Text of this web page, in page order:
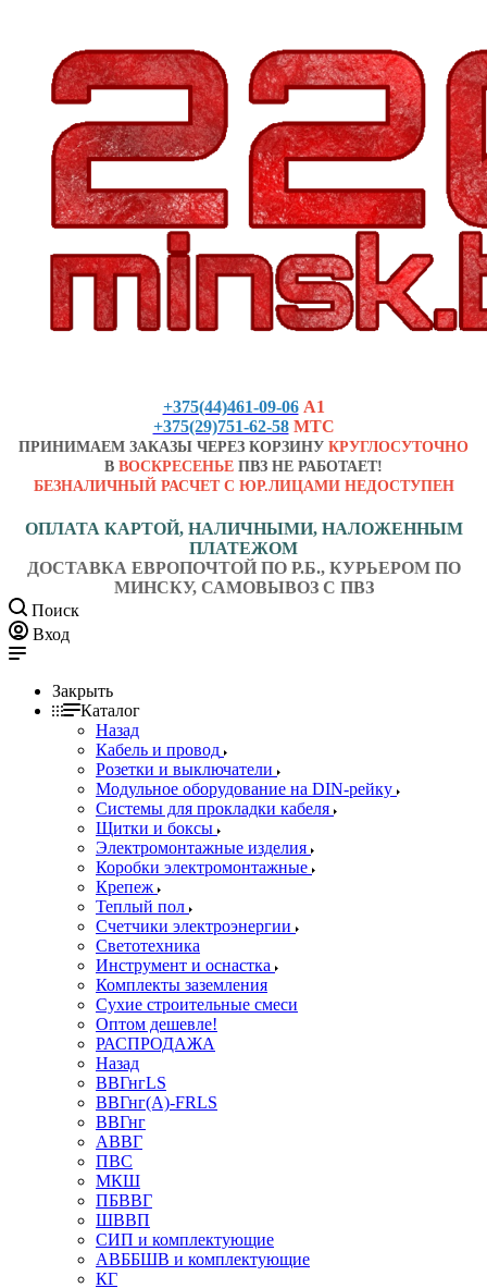
+375(44)461-09-06 А1
+375(29)751-62-58 МТС
ПРИНИМАЕМ ЗАКАЗЫ ЧЕРЕЗ КОРЗИНУ КРУГЛОСУТОЧНО
В ВОСКРЕСЕНЬЕ ПВЗ НЕ РАБОТАЕТ!
БЕЗНАЛИЧНЫЙ РАСЧЕТ С ЮР.ЛИЦАМИ НЕДОСТУПЕН
ОПЛАТА КАРТОЙ, НАЛИЧНЫМИ, НАЛОЖЕННЫМ
ПЛАТЕЖОМ
ДОСТАВКА ЕВРОПОЧТОЙ ПО Р.Б., КУРЬЕРОМ ПО
МИНСКУ, САМОВЫВОЗ С ПВЗ
Поиск
Вход
Закрыть
Каталог
Назад
Кабель и провод
Розетки и выключатели
Модульное оборудование на DIN-рейку
Системы для прокладки кабеля
Щитки и боксы
Электромонтажные изделия
Коробки электромонтажные
Крепеж
Теплый пол
Счетчики электроэнергии
Светотехника
Инструмент и оснастка
Комплекты заземления
Сухие строительные смеси
Оптом дешевле!
РАСПРОДАЖА
Назад
ВВГнгLS
ВВГнг(А)-FRLS
ВВГнг
АВВГ
ПВС
МКШ
ПБВВГ
ШВВП
СИП и комплектующие
АВББШВ и комплектующие
КГ